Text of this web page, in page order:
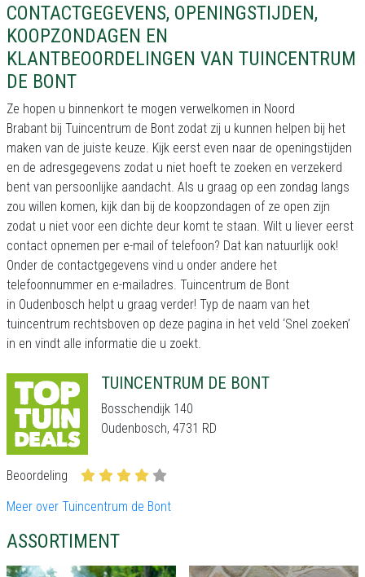
CONTACTGEGEVENS, OPENINGSTIJDEN,
KOOPZONDAGEN EN
KLANTBEOORDELINGEN VAN TUINCENTRUM
DE BONT
Ze hopen u binnenkort te mogen verwelkomen in Noord
Brabant bij Tuincentrum de Bont zodat zij u kunnen helpen bij het
maken van de juiste keuze. Kijk eerst even naar de openingstijden
en de adresgegevens zodat u niet hoeft te zoeken en verzekerd
bent van persoonlijke aandacht. Als u graag op een zondag langs
zou willen komen, kijk dan bij de koopzondagen of ze open zijn
zodat u niet voor een dichte deur komt te staan. Wilt u liever eerst
contact opnemen per e-mail of telefoon? Dat kan natuurlijk ook!
Onder de contactgegevens vind u onder andere het
telefoonnummer en e-mailadres. Tuincentrum de Bont
in Oudenbosch helpt u graag verder! Typ de naam van het
tuincentrum rechtsboven op deze pagina in het veld ‘Snel zoeken’
in en vindt alle informatie die u zoekt.
TUINCENTRUM DE BONT
Bosschendijk 140
Oudenbosch, 4731 RD
Beoordeling
Meer over Tuincentrum de Bont
ASSORTIMENT